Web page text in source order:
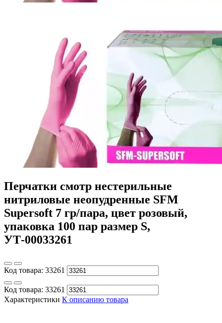
Перчатки смотр нестерильные
нитриловые неопудренные SFM
Supersoft 7 гр/пара, цвет розовый,
упаковка 100 пар размер S,
УТ-00033261
Код товара: 33261
Код товара: 33261
Характеристики К описанию товара